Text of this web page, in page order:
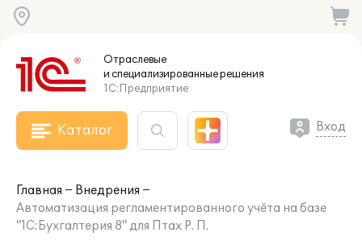
Отраслевые
и специализированныерешения
1С:Предприятие
Каталог Вход
Главная
Внедрения
Автоматизация регламентированного учёта на базе
"1С:Бухгалтерия 8" для Птах Р. П.